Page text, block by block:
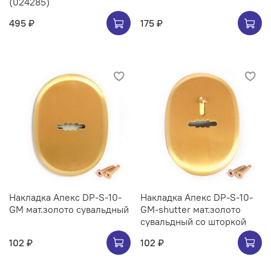
495 ₽
175 ₽
Накладка Апекс DP-S-10-
GM мат.золото сувальдный
102 ₽
Накладка Апекс DP-S-10-
GM-shutter мат.золото
сувальдный со шторкой
102 ₽